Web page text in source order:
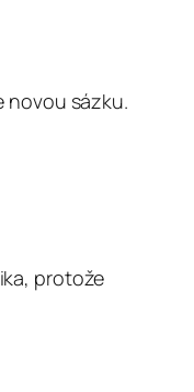
novou sázku.
protože